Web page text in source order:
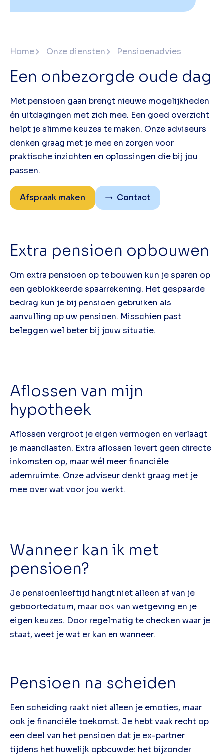
Home Onze diensten Pensioenadvies
Een onbezorgde oude dag
Met pensioen gaan brengt nieuwe mogelijkheden
én uitdagingen met zich mee. Een goed overzicht
helpt je slimme keuzes te maken. Onze adviseurs
denken graag met je mee en zorgen voor
praktische inzichten en oplossingen die bij jou
passen.
Afspraak maken Contact
Extra pensioen opbouwen
Om extra pensioen op te bouwen kun je sparen op
een geblokkeerde spaarrekening. Het gespaarde
bedrag kun je bij pensioen gebruiken als
aanvulling op uw pensioen. Misschien past
beleggen wel beter bij jouw situatie.
Aflossen van mijn
hypotheek
Aflossen vergroot je eigen vermogen en verlaagt
je maandlasten. Extra aflossen levert geen directe
inkomsten op, maar wél meer financiële
ademruimte. Onze adviseur denkt graag met je
mee over wat voor jou werkt.
Wanneer kan ik met
pensioen?
Je pensioenleeftijd hangt niet alleen af van je
geboortedatum, maar ook van wetgeving en je
eigen keuzes. Door regelmatig te checken waar je
staat, weet je wat er kan en wanneer.
Pensioen na scheiden
Een scheiding raakt niet alleen je emoties, maar
ook je financiële toekomst. Je hebt vaak recht op
een deel van het pensioen dat je ex-partner
tijdens het huwelijk opbouwde: het bijzonder